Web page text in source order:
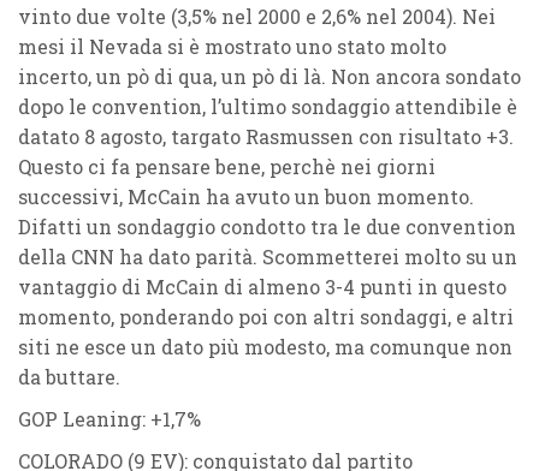
vinto due volte (3,5% nel 2000 e 2,6% nel 2004). Nei
mesi il Nevada si è mostrato uno stato molto
incerto, un pò di qua, un pò di là. Non ancora sondato
dopo le convention, l’ultimo sondaggio attendibile è
datato 8 agosto, targato Rasmussen con risultato +3.
Questo ci fa pensare bene, perchè nei giorni
successivi, McCain ha avuto un buon momento.
Difatti un sondaggio condotto tra le due convention
della CNN ha dato parità. Scommetterei molto su un
vantaggio di McCain di almeno 3-4 punti in questo
momento, ponderando poi con altri sondaggi, e altri
siti ne esce un dato più modesto, ma comunque non
da buttare.
GOP Leaning: +1,7%
COLORADO (9 EV): conquistato dal partito